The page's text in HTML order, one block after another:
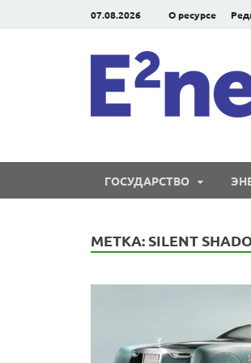
07.08.2026 О ресурсе
ГОСУДАРСТВО
МЕТКА: SILENT